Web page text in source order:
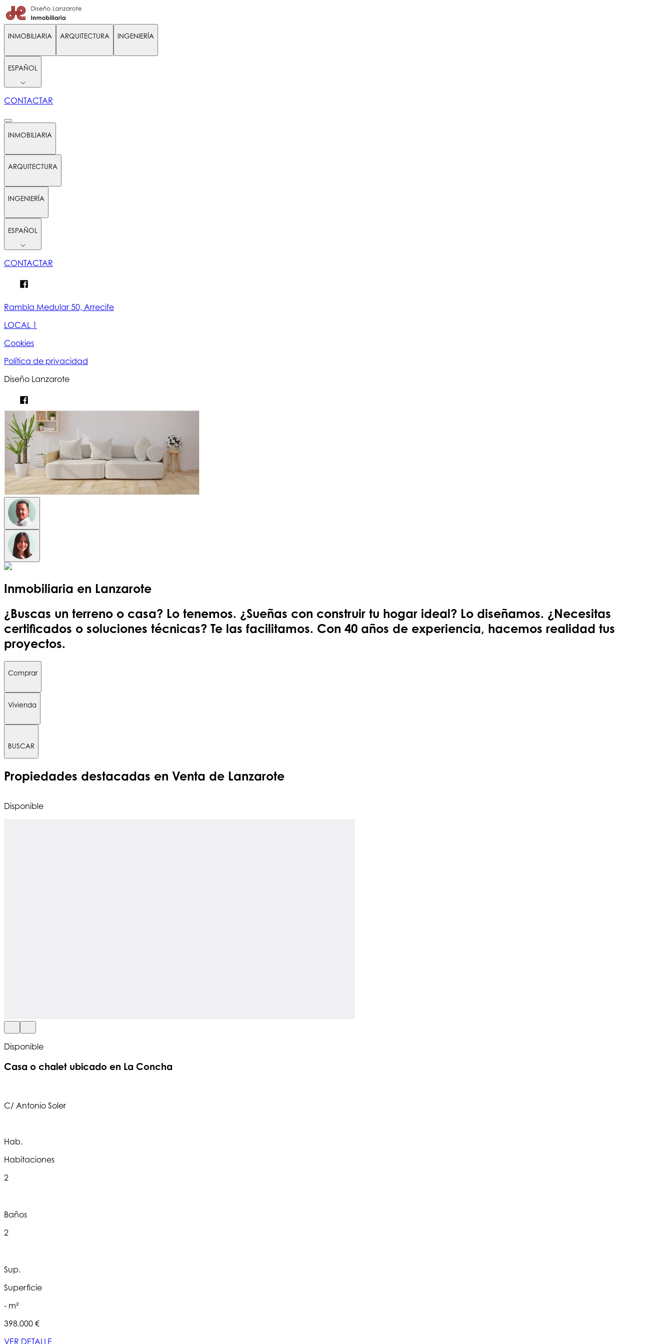
INMOBILIARIA ARQUITECTURA INGENIERÍA
ESPAÑOL
CONTACTAR
INMOBILIARIA
ARQUITECTURA
INGENIERÍA
ESPAÑOL
CONTACTAR
Rambla Medular 50, Arrecife
LOCAL 1
Cookies
Política de privacidad
Diseño Lanzarote
Inmobiliaria en Lanzarote
¿Buscas un terreno o casa? Lo tenemos. ¿Sueñas con construir tu hogar ideal? Lo diseñamos. ¿Necesitas
certificados o soluciones técnicas? Te las facilitamos. Con 40 años de experiencia, hacemos realidad tus
proyectos.
Comprar
Vivienda
BUSCAR
Propiedades destacadas en Venta de Lanzarote
Disponible
Disponible
Casa o chalet ubicado en La Concha
C/ Antonio Soler
Hab.
Habitaciones
2
Baños
2
Sup.
Superficie
- m²
398.000 €
VER DETALLE